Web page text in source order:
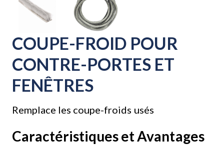
COUPE-FROID POUR
CONTRE-PORTES ET
FENÊTRES
Remplace les coupe-froids usés
Caractéristiques et Avantages